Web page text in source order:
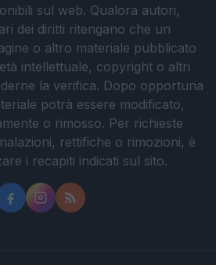
sul web. Qualora autori,
dei diritti ritengano che un
o altro materiale pubblicato
intellettuale, copyright o altri
la verifica. Dopo opportuna
potrà essere modificato,
o rimosso. Per richieste
rettifiche o rimozioni, è
i recapiti indicati sul sito.